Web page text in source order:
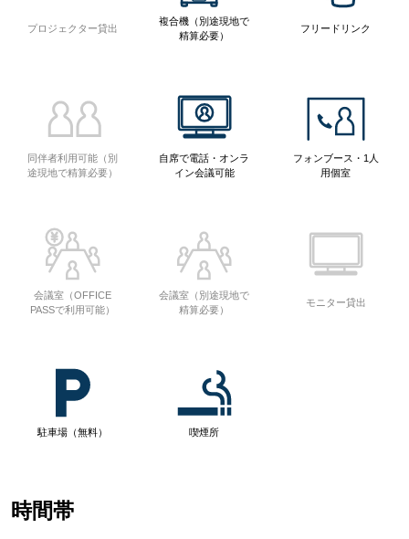
プロジェクター貸出
複合機（別途現地で
精算必要）
フリードリンク
同伴者利用可能（別
途現地で精算必要）
自席で電話・オンラ
イン会議可能
フォンブース・1人
用個室
会議室（OFFICE
PASSで利用可能）
会議室（別途現地で
精算必要）
モニター貸出
駐車場（無料） 喫煙所
時間帯